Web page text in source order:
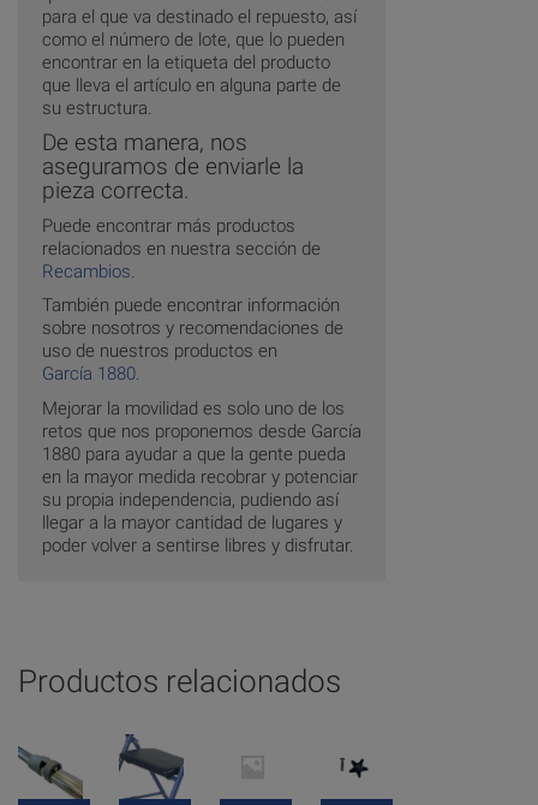
para el que va destinado el repuesto, así
como el número de lote, que lo pueden
encontrar en la etiqueta del producto
que lleva el artículo en alguna parte de
su estructura.
De esta manera, nos
aseguramos de enviarle la
pieza correcta.
Puede encontrar más productos
relacionados en nuestra sección de
Recambios
También puede encontrar información
sobre nosotros y recomendaciones de
uso de nuestros productos en
García 1880.
Mejorar la movilidad es solo uno de los
retos que nos proponemos desde García
1880 para ayudar a que la gente pueda
en la mayor medida recobrar y potenciar
su propia independencia, pudiendo así
llegar a la mayor cantidad de lugares y
poder volver a sentirse libres y disfrutar.
Productos relacionados